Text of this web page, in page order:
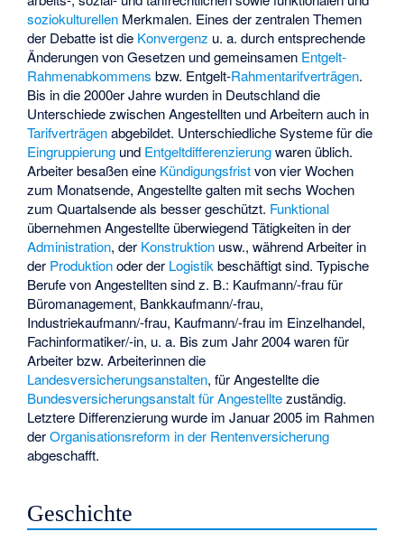
soziokulturellen Merkmalen. Eines der zentralen Themen
der Debatte ist die Konvergenz u. a. durch entsprechende
Änderungen von Gesetzen und gemeinsamen Entgelt-
Rahmenabkommens bzw. Entgelt-Rahmentarifverträgen.
Bis in die 2000er Jahre wurden in Deutschland die
Unterschiede zwischen Angestellten und Arbeitern auch in
Tarifverträgenabgebildet. Unterschiedliche Systeme für die
Eingruppierung und Entgeltdifferenzierungwaren üblich.
Arbeiter besaßen eine Kündigungsfristvon vier Wochen
zum Monatsende, Angestellte galten mit sechs Wochen
zum Quartalsende als besser geschützt. Funktional
übernehmen Angestellte überwiegend Tätigkeiten in der
Administration, der Konstruktion usw., während Arbeiter in
der Produktionoder der Logistikbeschäftigt sind. Typische
Berufe von Angestellten sind z. B.: Kaufmann/-frau für
Büromanagement, Bankkaufmann/-frau,
Industriekaufmann/-frau, Kaufmann/-frau im Einzelhandel,
Fachinformatiker/-in, u. a. Bis zum Jahr 2004 waren für
Arbeiter bzw. Arbeiterinnen die
Landesversicherungsanstalten, für Angestellte die
Bundesversicherungsanstalt für Angestelltezuständig.
Letztere Differenzierung wurde im Januar 2005 im Rahmen
derOrganisationsreform in der Rentenversicherung
abgeschafft.
Geschichte